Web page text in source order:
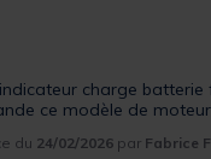
charge batterie
ce modèle de
du 24/02/2026 par Fabrice